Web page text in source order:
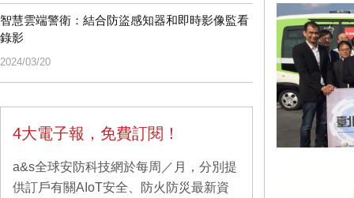
智慧雲端警衛：結合防盜感知器和即時影像監看
錄影
2024/03/20
4大電子報，免費訂閱！
a&s全球安防科技網於每周／月，分別提
供訂戶有關AIoT安全、防火防災最新資